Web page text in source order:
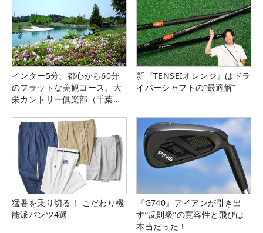
インター5分、都心から60分
のフラットな美観コース。大
栄カントリー俱楽部（千葉
新『TENSEIオレンジ』はドラ
イバーシャフトの“最適解”
猛暑を乗り切る！ こだわり機
能派パンツ4選
『G740』アイアンが引き出
す“反則級”の寛容性と飛びは
本当だった！